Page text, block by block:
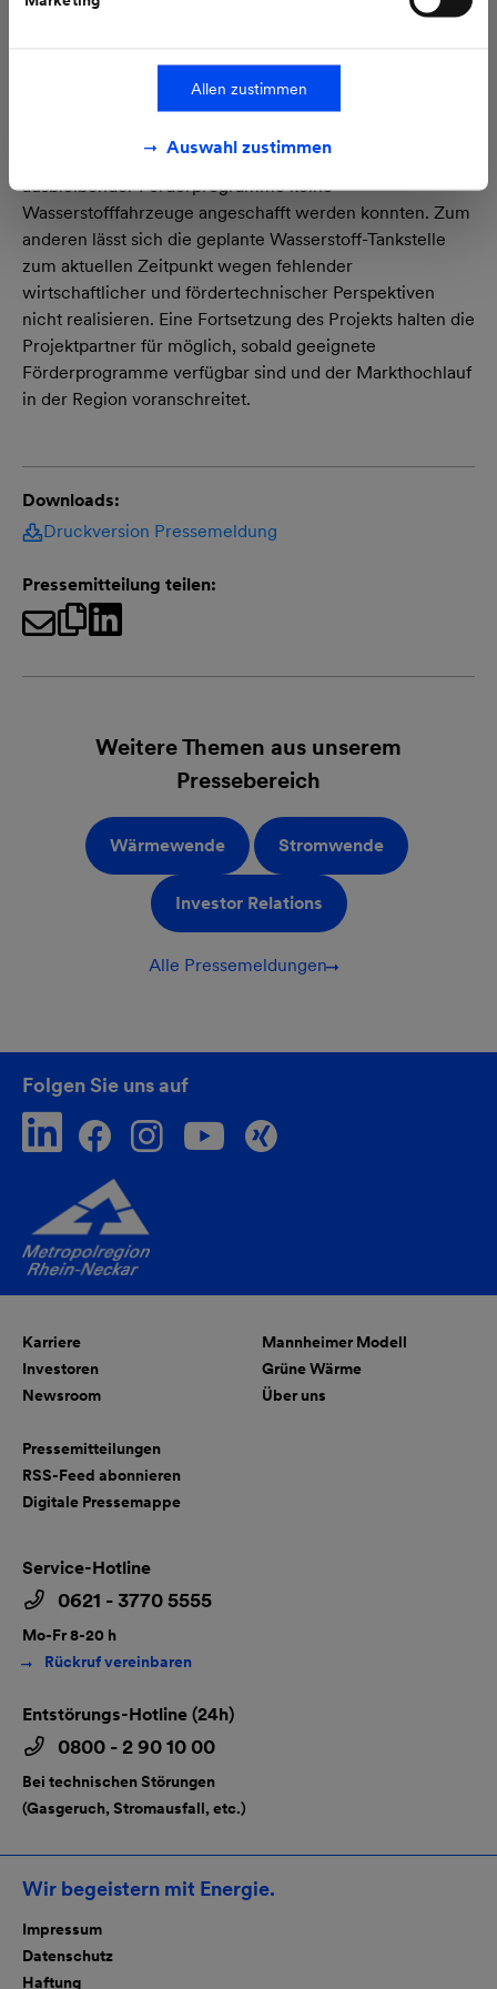
Allen zustimmen
Auswahl zustimmen
Förderbedingungen ist der Wasserstoffpart des Projekts
wirtschaftlich nicht umsetzbar: Zum einen gibt es derzeit
der Region, da im Salzlandkreis insbesondere aufgrund
ausbleibender Förderprogramme keine
Wasserstofffahrzeuge angeschafft werden konnten. Zum
anderen lässt sich die geplante Wasserstoff-Tankstelle
zum aktuellen Zeitpunkt wegen fehlender
wirtschaftlicher und fördertechnischer Perspektiven
nicht realisieren. Eine Fortsetzung des Projekts halten die
Projektpartner für möglich, sobald geeignete
Förderprogramme verfügbar sind und der Markthochlauf
in der Region voranschreitet.
Downloads:
Druckversion Pressemeldung
Pressemitteilung teilen:
Weitere Themen aus unserem
Pressebereich
Wärmewende Stromwende
Investor Relations
Alle Pressemeldungen
Folgen Sie uns auf
Karriere
Investoren
Newsroom
Mannheimer Modell
Grüne Wärme
Über uns
Pressemitteilungen
RSS-Feed abonnieren
Digitale Pressemappe
Service-Hotline
0621 - 3770 5555
Mo-Fr 8-20 h
Rückruf vereinbaren
Entstörungs-Hotline (24h)
0800 - 2 90 10 00
Bei technischen Störungen
(Gasgeruch, Stromausfall, etc.)
Wir begeistern mit Energie.
Impressum
Datenschutz
Haftung